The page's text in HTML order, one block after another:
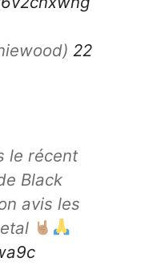
22
le récent
Black
avis les